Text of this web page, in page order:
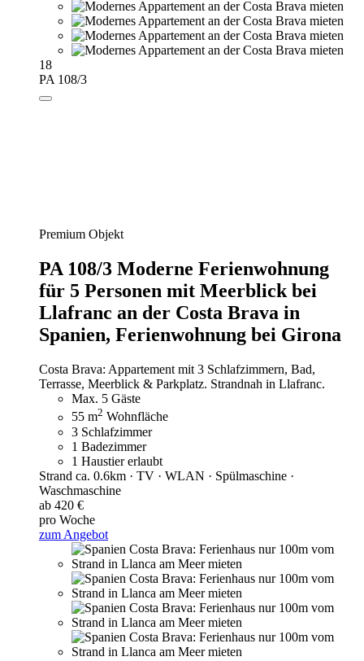
18
PA 108/3
Premium Objekt
PA 108/3 Moderne Ferienwohnung
für 5 Personen mit Meerblick bei
Llafranc an der Costa Brava in
Spanien, Ferienwohnung bei Girona
Costa Brava: Appartement mit 3 Schlafzimmern, Bad,
Terrasse, Meerblick & Parkplatz. Strandnah in Llafranc.
Max. 5 Gäste
55 m2 Wohnfläche
3 Schlafzimmer
1 Badezimmer
1 Haustier erlaubt
Strand ca. 0.6km · TV · WLAN · Spülmaschine ·
Waschmaschine
ab 420 €
pro Woche
zum Angebot